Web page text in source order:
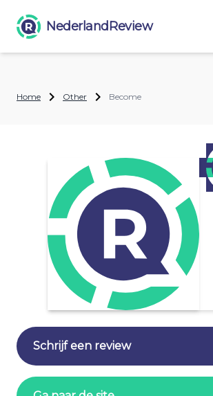
NederlandReview
Home Other Become
Schrijf een review